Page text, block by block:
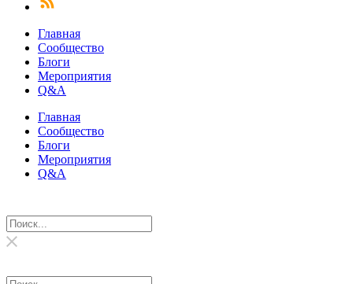
Главная
Сообщество
Блоги
Мероприятия
Q&A
Главная
Сообщество
Блоги
Мероприятия
Q&A